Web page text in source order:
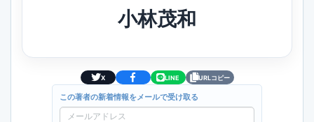
小林茂和
X LINE URLコピー
この著者の新着情報をメールで受け取る